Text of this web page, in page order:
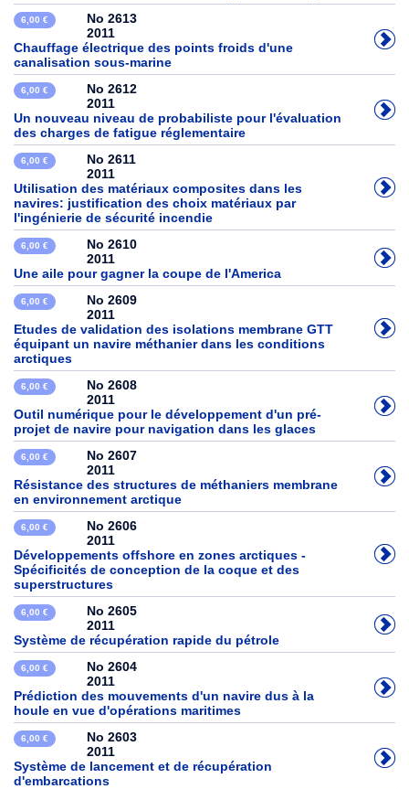
6,00 €
No 2613
2011
Chauffage électrique des points froids d'une
canalisation sous-marine
6,00 €
No 2612
2011
Un nouveau niveau de probabiliste pour l'évaluation
des charges de fatigue réglementaire
6,00 €
No 2611
2011
Utilisation des matériaux composites dans les
navires: justification des choix matériaux par
l'ingénierie de sécurité incendie
6,00 €
No 2610
2011
Une aile pour gagner la coupe de l'America
6,00 €
No 2609
2011
Etudes de validation des isolations membrane GTT
équipant un navire méthanier dans les conditions
arctiques
6,00 €
No 2608
2011
Outil numérique pour le développement d'un pré-
projet de navire pour navigation dans les glaces
6,00 €
No 2607
2011
Résistance des structures de méthaniers membrane
en environnement arctique
6,00 €
No 2606
2011
Développements offshore en zones arctiques -
Spécificités de conception de la coque et des
superstructures
6,00 €
No 2605
2011
Système de récupération rapide du pétrole
6,00 €
No 2604
2011
Prédiction des mouvements d'un navire dus à la
houle en vue d'opérations maritimes
6,00 €
No 2603
2011
Système de lancement et de récupération
d'embarcations